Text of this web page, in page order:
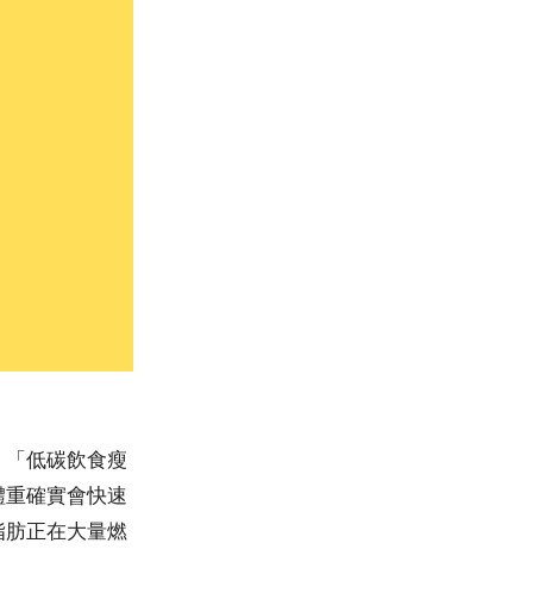
低碳飲食瘦
確實會快速
正在大量燃